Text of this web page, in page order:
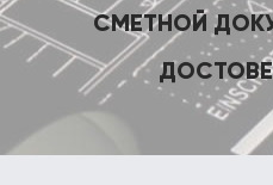
СМЕТНОЙ